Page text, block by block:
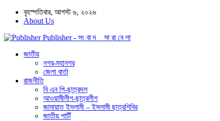
বৃহস্পতিবার, আগস্ট ৬, ২০২৬
About Us
Publisher - সং বা দ সা রা বে লা
জাতীয়
নগর-মহানগর
জেলা বার্তা
রাজনীতি
বি এন পি-ছাত্রদল
আওয়ামীলীগ-ছাত্রলীগ
জামায়াত ইসলামী – ইসলামী ছাত্রশিবির
জাতীয় পার্টি